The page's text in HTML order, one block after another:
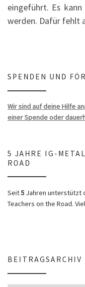
eingeführt. Es
werden. Dafür fehlt
SPENDEN UND
Wir sind auf deine Hilfe
einer Spende oder
5 JAHRE IG-
ROAD
Seit5 Jahren unterstützt
Teachers on the Road.
BEITRAGSARCHIV